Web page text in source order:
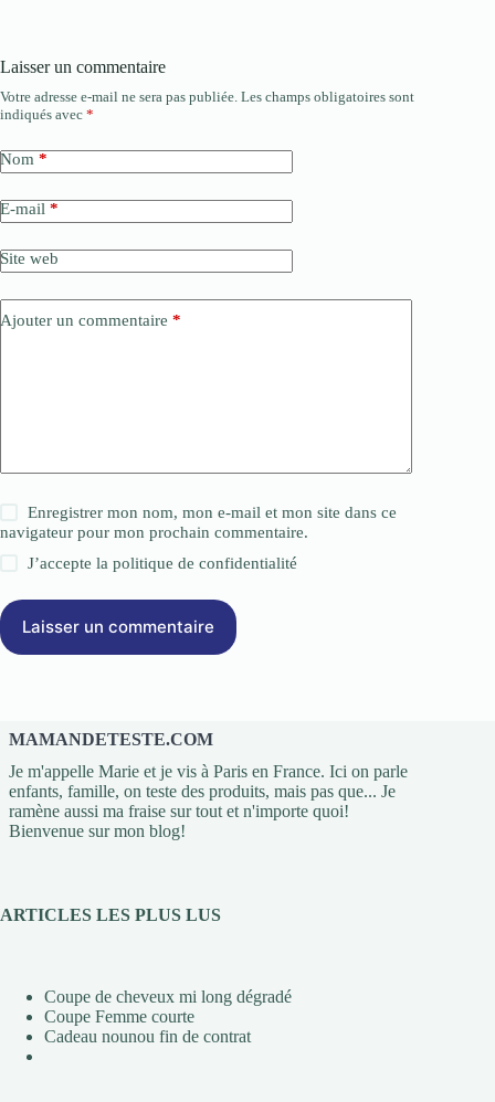
Laisser un commentaire
Votre adresse e-mail ne sera pas publiée. Les champs obligatoires sont
indiqués avec *
Nom *
E-mail *
Site web
Ajouter un commentaire *
Enregistrer mon nom, mon e-mail et mon site dans ce
navigateur pour mon prochain commentaire.
J’accepte lapolitique de confidentialité
Laisser un commentaire
MAMANDETESTE.COM
Je m'appelle Marie et je vis à Paris en France. Ici on parle
enfants, famille, on teste des produits, mais pas que... Je
ramène aussi ma fraise sur tout et n'importe quoi!
Bienvenue sur mon blog!
ARTICLES LES PLUS LUS
Coupe de cheveux mi long dégradé
Coupe Femme courte
Cadeau nounou fin de contrat